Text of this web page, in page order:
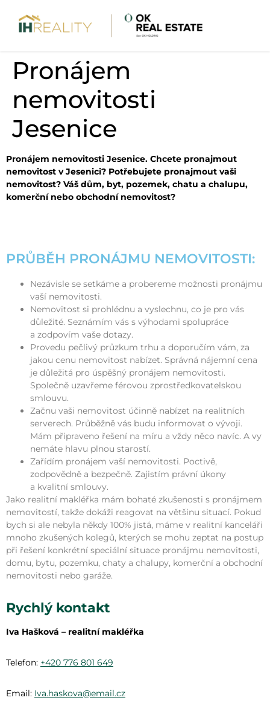
Pronájem
nemovitosti
Jesenice
Pronájem nemovitosti Jesenice. Chcete pronajmout
nemovitost v Jesenici? Potřebujete pronajmout vaši
nemovitost? Váš dům, byt, pozemek, chatu a chalupu,
komerční nebo obchodní nemovitost?
PRŮBĚH PRONÁJMU NEMOVITOSTI:
Nezávisle se setkáme a probereme možnosti pronájmu
vaší nemovitosti.
Nemovitost si prohlédnu a vyslechnu, co je pro vás
důležité. Seznámím vás s výhodami spolupráce
a zodpovím vaše dotazy.
Provedu pečlivý průzkum trhu a doporučím vám, za
jakou cenu nemovitost nabízet. Správná nájemní cena
je důležitá pro úspěšný pronájem nemovitosti.
Společně uzavřeme férovou zprostředkovatelskou
smlouvu.
Začnu vaši nemovitost účinně nabízet na realitních
serverech. Průběžně vás budu informovat o vývoji.
Mám připraveno řešení na míru a vždy něco navíc. A vy
nemáte hlavu plnou starostí.
Zařídím pronájem vaší nemovitosti. Poctivě,
zodpovědně a bezpečně. Zajistím právní úkony
a kvalitní smlouvy.
Jako realitní makléřka mám bohaté zkušenosti s pronájmem
nemovitostí, takže dokáži reagovat na většinu situací. Pokud
bych si ale nebyla někdy 100% jistá, máme v realitní kanceláři
mnoho zkušených kolegů, kterých se mohu zeptat na postup
při řešení konkrétní speciální situace pronájmu nemovitosti,
domu, bytu, pozemku, chaty a chalupy, komerční a obchodní
nemovitosti nebo garáže.
Rychlý kontakt
Iva Hašková – realitní makléřka
Telefon: +420 776 801 649
Email: Iva.haskova@email.cz